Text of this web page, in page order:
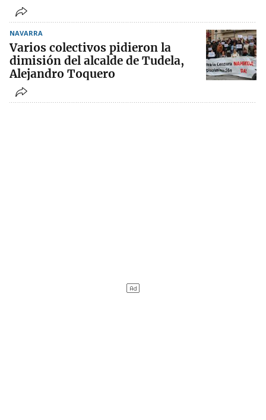
NAVARRA
Varios colectivos pidieron la
dimisión del alcalde de Tudela,
Alejandro Toquero